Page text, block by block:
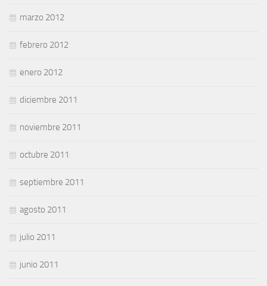
marzo 2012
febrero 2012
enero 2012
diciembre 2011
noviembre 2011
octubre 2011
septiembre 2011
agosto 2011
julio 2011
junio 2011